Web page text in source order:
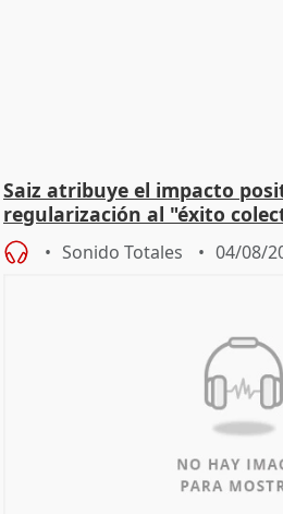
Saiz atribuye el impacto
regularización al "éxito
Sonido Totales 04/08/